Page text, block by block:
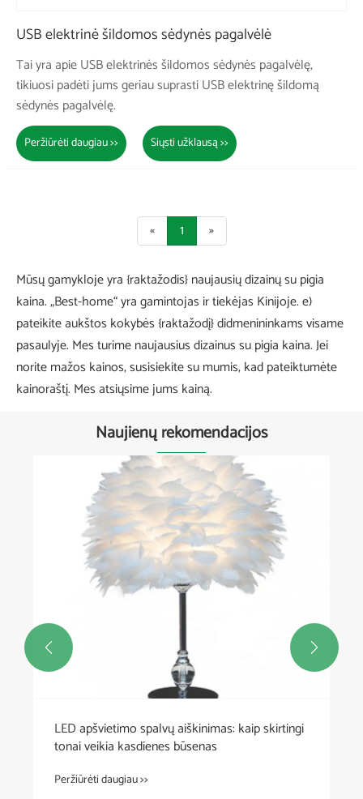
USB elektrinė šildomos sėdynės pagalvėlė
Tai yra apie USB elektrinės šildomos sėdynės pagalvėlę,
tikiuosi padėti jums geriau suprasti USB elektrinę šildomą
sėdynės pagalvėlę.
Peržiūrėti daugiau >> Siųsti užklausą >>
« 1 »
Mūsų gamykloje yra {raktažodis} naujausių dizainų su pigia
kaina. „Best-home“ yra gamintojas ir tiekėjas Kinijoje. e)
pateikite aukštos kokybės {raktažodį} didmenininkams visame
pasaulyje. Mes turime naujausius dizainus su pigia kaina. Jei
norite mažos kainos, susisiekite su mumis, kad pateiktumėte
kainoraštį. Mes atsiųsime jums kainą.
Naujienų rekomendacijos
LED apšvietimo spalvų aiškinimas: kaip skirtingi
tonai veikia kasdienes būsenas
Peržiūrėti daugiau >>
 